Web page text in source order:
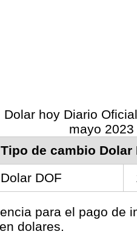
Dolar hoy Diario
mayo 2023
Tipo de cambio Dolar
Dolar DOF
para el pago de
dolares.